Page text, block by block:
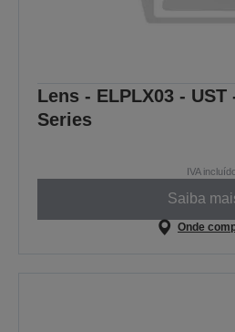
Lens - ELPLX03 - UST
Series
IVA
Saiba
Onde